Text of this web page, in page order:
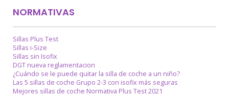
NORMATIVAS
Sillas Plus Test
Sillas i-Size
Sillas sin Isofix
DGT nueva reglamentacion
¿Cuándo se le puede quitar la silla de coche a un niño?
Las 5 sillas de coche Grupo 2-3 con isofix más seguras
Mejores sillas de coche Normativa Plus Test 2021